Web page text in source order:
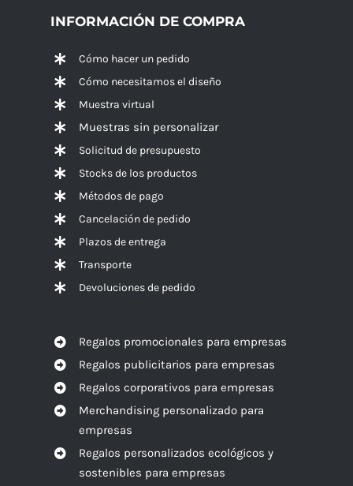
INFORMACIÓN DE COMPRA
Cómo hacer un pedido
Cómo necesitamos el diseño
Muestra virtual
Muestras sin personalizar
Solicitud de presupuesto
Stocks de los productos
Métodos de pago
Cancelación de pedido
Plazos de entrega
Transporte
Devoluciones de pedido
Regalos promocionales para empresas
Regalos publicitarios para empresas
Regalos corporativos para empresas
Merchandising personalizado para
empresas
Regalos personalizados ecológicos y
sostenibles para empresas